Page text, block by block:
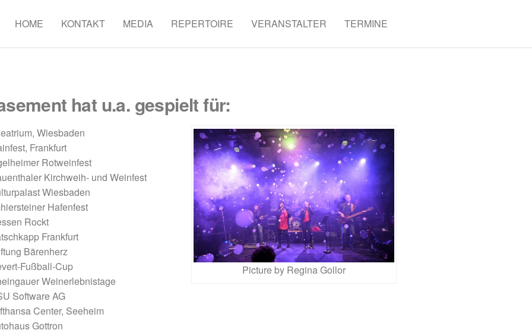
HOME KONTAKT MEDIA REPERTOIRE VERANSTALTER TERMINE
hat u.a. gespielt für:
Wiesbaden
Frankfurt
Rotweinfest
Kirchweih- und Weinfest
Wiesbaden
Hafenfest
Rockt
Frankfurt
Bärenherz
Fußball-Cup
Weinerlebnistage
Software AG
Center, Seeheim
Gottron
Picture by Regina Gollor